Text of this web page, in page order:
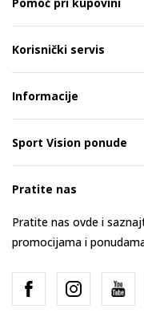
Pomoć pri kupovini
Korisnički servis
Informacije
Sport Vision ponude
Pratite nas
Pratite nas ovde i
promocijama i